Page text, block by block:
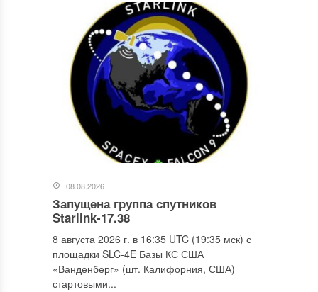
08.08.2026
Запущена группа спутников
Starlink-17.38
8 августа 2026 г. в 16:35 UTC (19:35 мск) с
площадки SLC-4E Базы КС США
«Ванденберг» (шт. Калифорния, США)
стартовыми...